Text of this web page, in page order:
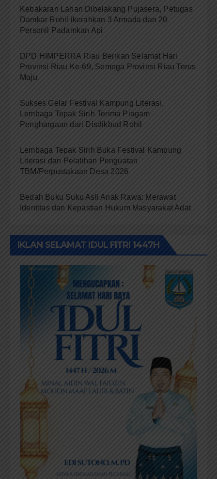
Kebakaran Lahan Dibelakang Pujasera, Petugas
Damkar Rohil ikerahkan 3 Armada dan 20
Personil Padamkan Api
DPD HIMPERRA Riau Berikan Selamat Hari
Provinsi Riau Ke-69, Semoga Provinsi Riau Terus
Maju
Sukses Gelar Festival Kampung Literasi,
Lembaga Tepak Sirih Terima Piagam
Penghargaan dari Disdikbud Rohil
Lembaga Tepak Sirih Buka Festival Kampung
Literasi dan Pelatihan Penguatan
TBM/Perpustakaan Desa 2026
Bedah Buku Suku Asli Anak Rawa: Merawat
Identitas dan Kepastian Hukum Masyarakat Adat
IKLAN SELAMAT IDUL FITRI 1447H